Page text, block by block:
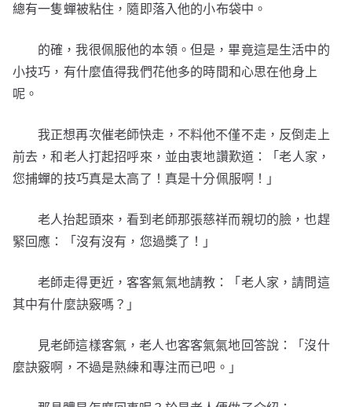
總有一隻蟬被粘住，隨即落入他的小布袋中。
的確，我很佩服他的本領。但是，畢竟這是生活中的
小技巧，有什麼值得我們花他多的時間和心思在他身上
呢。
我正想再次催老師快走，不料他不僅不走，反倒走上
前去，和老人打起招呼來，並由衷地讚歎道：「老人家，
您捕蟬的技巧真是太高了！真是十分佩服啊！」
老人抬起頭來，看到老師那張慈祥而親切的臉，也趕
緊回應：「沒有沒有，您過獎了！」
老師走得更近，客客氣氣地請教：「老人家，請問這
其中有什麼訣竅嗎？」
見老師這樣客氣，老人也客客氣氣地回答說：「沒什
麼訣竅啊，不過是熟練和專注而已吧。」